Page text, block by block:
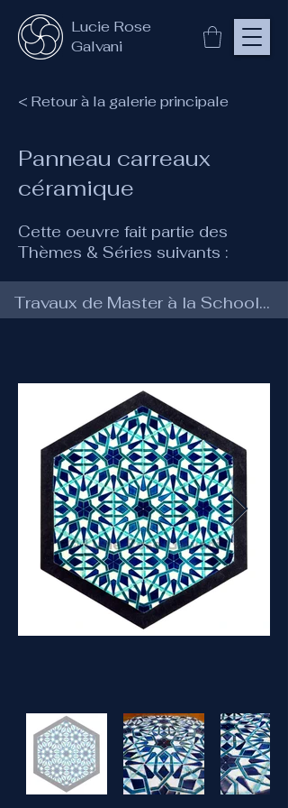
Lucie Rose
Galvani
< Retour à la galerie principale
Panneau carreaux
céramique
Cette oeuvre fait partie des
Thèmes & Séries suivants :
Travaux de Master à la School of Traditional Arts